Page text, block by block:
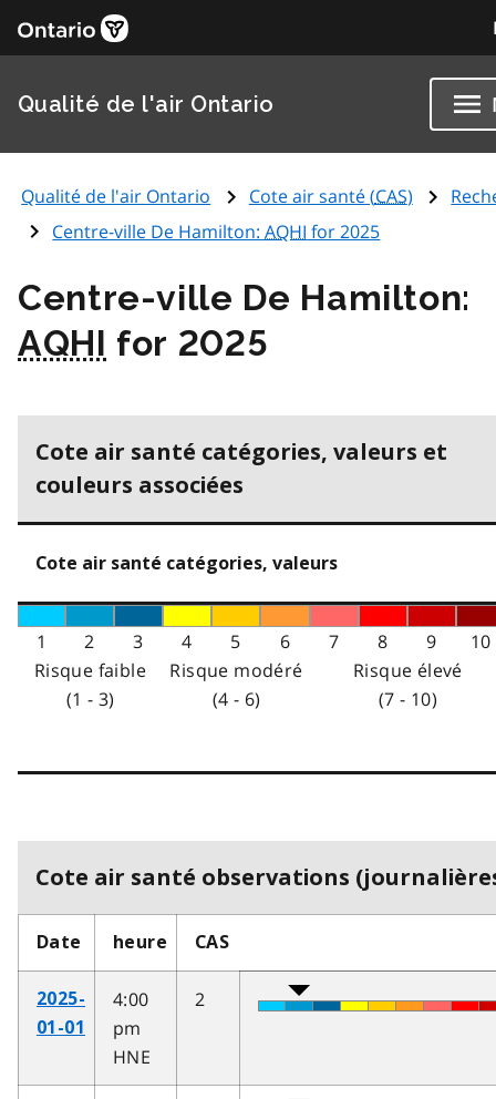
Qualité de l'air Ontario
Qualité de l'air Ontario Cote air santé (CAS)
Centre-ville De Hamilton:AQHI for 2025
Centre-ville De Hamilton:
AQHI for 2025
Cote air santé catégories, valeurs et
couleurs associées
Cote air santé catégories, valeurs
1 2 3 4 5 6 7 8 9
10
Risque faible
(1 - 3)
Risque modéré
(4 - 6)
Risque élevé
(7 - 10)
Cote air santé observations
Date heure CAS
2025-
01-01
4:00
pm
HNE
2